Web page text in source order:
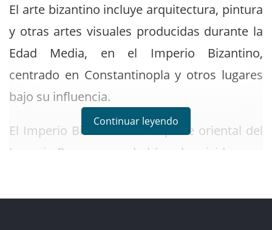
El arte bizantino incluye arquitectura, pintura
y otras artes visuales producidas durante la
Edad Media, en el Imperio Bizantino,
centrado en Constantinopla y otros lugares
bajo su influencia.
El Imperio Bizantino era la parte oriental del
Imperio Romano que había sobrevivido pese
Continuar leyendo